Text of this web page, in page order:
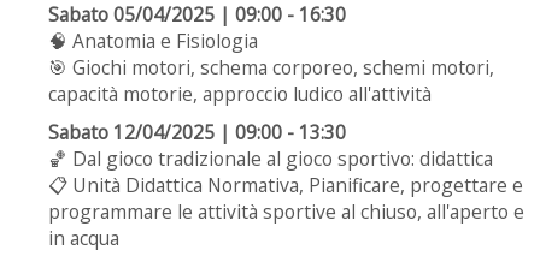
Sabato 05/04/2025 | 09:00 - 16:30
🧠 Anatomia e Fisiologia
🎯 Giochi motori, schema corporeo, schemi motori,
capacità motorie, approccio ludico all'attività
Sabato 12/04/2025 | 09:00 - 13:30
🏀 Dal gioco tradizionale al gioco sportivo: didattica
📋 Unità Didattica Normativa, Pianificare, progettare e
programmare le attività sportive al chiuso, all'aperto e
in acqua